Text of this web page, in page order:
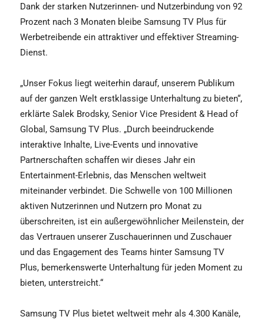
Dank der starken Nutzerinnen- und Nutzerbindung von 92
Prozent nach 3 Monaten bleibe Samsung TV Plus für
Werbetreibende ein attraktiver und effektiver Streaming-
Dienst.
„Unser Fokus liegt weiterhin darauf, unserem Publikum
auf der ganzen Welt erstklassige Unterhaltung zu bieten“,
erklärte Salek Brodsky, Senior Vice President & Head of
Global, Samsung TV Plus. „Durch beeindruckende
interaktive Inhalte, Live-Events und innovative
Partnerschaften schaffen wir dieses Jahr ein
Entertainment-Erlebnis, das Menschen weltweit
miteinander verbindet. Die Schwelle von 100 Millionen
aktiven Nutzerinnen und Nutzern pro Monat zu
überschreiten, ist ein außergewöhnlicher Meilenstein, der
das Vertrauen unserer Zuschauerinnen und Zuschauer
und das Engagement des Teams hinter Samsung TV
Plus, bemerkenswerte Unterhaltung für jeden Moment zu
bieten, unterstreicht.“
Samsung TV Plus bietet weltweit mehr als 4.300 Kanäle,